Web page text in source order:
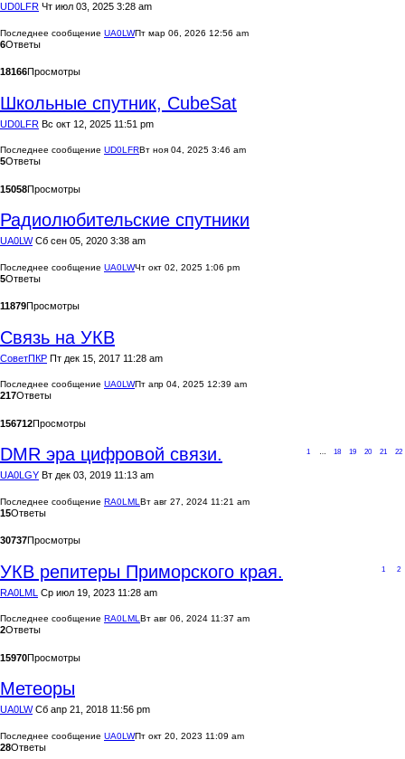
UD0LFR Чт июл 03, 2025 3:28 am
Последнее сообщение UA0LWПт мар 06, 2026 12:56 am
6Ответы
18166Просмотры
Школьные спутник, CubeSat
UD0LFR Вс окт 12, 2025 11:51 pm
Последнее сообщение UD0LFRВт ноя 04, 2025 3:46 am
5Ответы
15058Просмотры
Радиолюбительские спутники
UA0LW Сб сен 05, 2020 3:38 am
Последнее сообщение UA0LWЧт окт 02, 2025 1:06 pm
5Ответы
11879Просмотры
Связь на УКВ
CоветПКР Пт дек 15, 2017 11:28 am
Последнее сообщение UA0LWПт апр 04, 2025 12:39 am
217Ответы
156712Просмотры
1 … 18 19 20 21 22
DMR эра цифровой связи.
UA0LGY Вт дек 03, 2019 11:13 am
Последнее сообщение RA0LML Вт авг 27, 2024 11:21 am
15Ответы
30737Просмотры
1 2
УКВ репитеры Приморского края.
RA0LML Ср июл 19, 2023 11:28 am
Последнее сообщение RA0LML Вт авг 06, 2024 11:37 am
2Ответы
15970Просмотры
Метеоры
UA0LW Сб апр 21, 2018 11:56 pm
Последнее сообщение UA0LWПт окт 20, 2023 11:09 am
28Ответы